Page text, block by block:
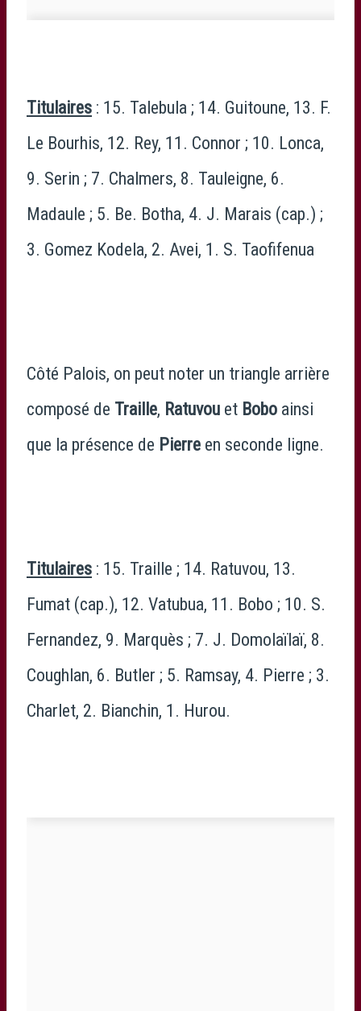
Titulaires : 15. Talebula ; 14. Guitoune, 13. F.
Le Bourhis, 12. Rey, 11. Connor ; 10. Lonca,
9. Serin ; 7. Chalmers, 8. Tauleigne, 6.
Madaule ; 5. Be. Botha, 4. J. Marais (cap.) ;
3. Gomez Kodela, 2. Avei, 1. S. Taofifenua
Côté Palois, on peut noter un triangle arrière
composé de Traille, Ratuvou et Bobo ainsi
que la présence de Pierre en seconde ligne.
Titulaires : 15. Traille ; 14. Ratuvou, 13.
Fumat (cap.), 12. Vatubua, 11. Bobo ; 10. S.
Fernandez, 9. Marquès ; 7. J. Domolaïlaï, 8.
Coughlan, 6. Butler ; 5. Ramsay, 4. Pierre ; 3.
Charlet, 2. Bianchin, 1. Hurou.